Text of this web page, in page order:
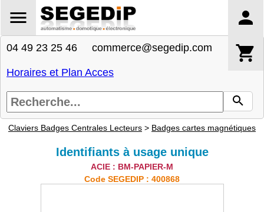
04 49 23 25 46 commerce@segedip.com
Horaires et Plan Acces
Claviers Badges Centrales Lecteurs > Badges cartes magnétiques
Identifiants à usage unique
ACIE : BM-PAPIER-M
Code SEGEDIP : 400868